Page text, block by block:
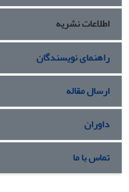
اطلاعات نشریه
راهنمای نویسندگان
ارسال مقاله
داوران
تماس با ما